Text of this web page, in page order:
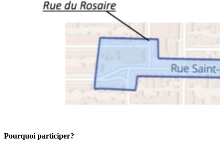
Pourquoi participer?